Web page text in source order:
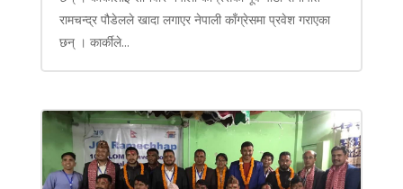
रामचन्द्र पौडेलले खादा लगाएर नेपाली काँग्रेसमा प्रवेश गराएका
छन् । कार्कीले...